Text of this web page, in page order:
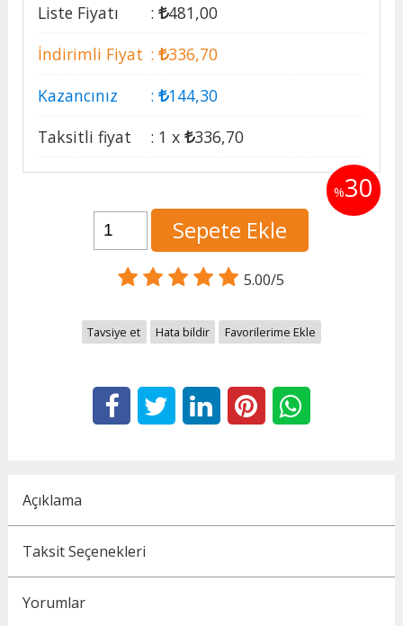
Liste Fiyatı : 481,00
İndirimli Fiyat : 336,70
Kazancınız
: 144,30
Taksitli fiyat
: 1 x 336,70
%30
Sepete Ekle
5.00/5
Tavsiye et Hata bildir Favorilerime Ekle
Açıklama
Taksit Seçenekleri
Yorumlar